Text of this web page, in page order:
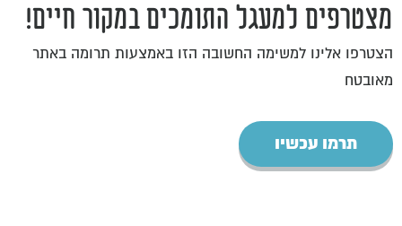
מצטרפים למעגל התומכים במקור חיים!
הצטרפו אלינו למשימה החשובה הזו באמצעות תרומה באתר
מאובטח
תרמו עכשיו